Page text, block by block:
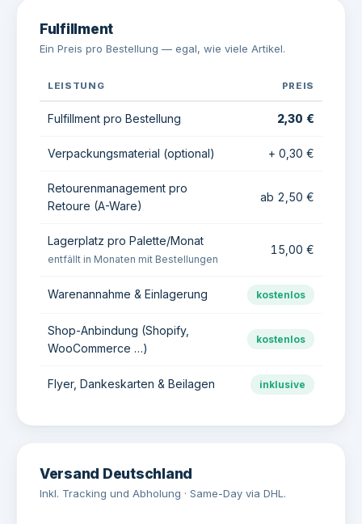
Fulfillment
Ein Preis pro Bestellung — egal, wie viele Artikel.
LEISTUNG PREIS
Fulfillment pro Bestellung 2,30 €
Verpackungsmaterial (optional) + 0,30 €
Retourenmanagement pro
Retoure (A-Ware)
ab 2,50 €
Lagerplatz pro Palette/Monat
entfällt in Monaten mit Bestellungen
15,00 €
Warenannahme & Einlagerung kostenlos
Shop-Anbindung (Shopify,
WooCommerce …)
kostenlos
Flyer, Dankeskarten & Beilagen inklusive
Versand Deutschland
Inkl. Tracking und Abholung · Same-Day via DHL.